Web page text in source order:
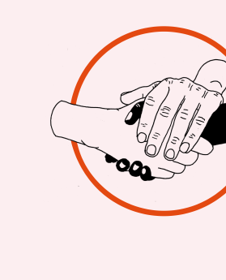
öffnen.
reagiert,
große
der als
bekam,
bricht